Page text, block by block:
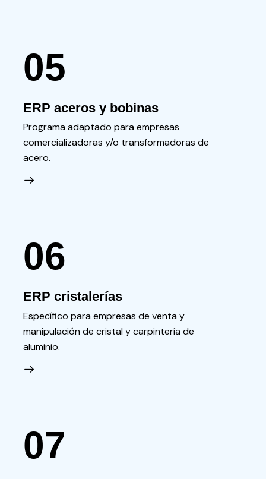
05
ERP aceros y bobinas
Programa adaptado para empresas
comercializadoras y/o transformadoras de
acero.
06
ERP cristalerías
Específico para empresas de venta y
manipulación de cristal y carpintería de
aluminio.
07